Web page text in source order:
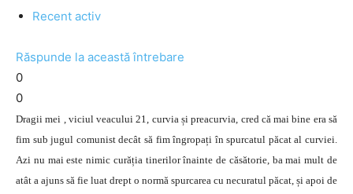
Recent activ
Răspunde la această întrebare
0
0
Dragii mei , viciul veacului 21, curvia și preacurvia, cred că mai bine era să
fim sub jugul comunist decât să fim îngropați în spurcatul păcat al curviei.
Azi nu mai este nimic curăția tinerilor înainte de căsătorie, ba mai mult de
atât a ajuns să fie luat drept o normă spurcarea cu necuratul păcat, și apoi de